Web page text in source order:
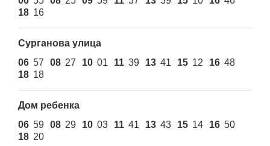
18 16
Сурганова улица
06 57 08 27 10 01 11 39 13 41 15 12 16 48
18 18
Дом ребенка
06 59 08 29 10 03 11 41 13 43 15 14 16 50
18 20